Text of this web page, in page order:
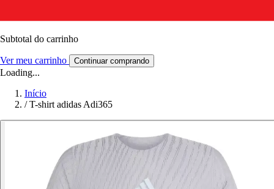
Subtotal do carrinho
Ver meu carrinho Continuar comprando
Loading...
Início
/ T-shirt adidas Adi365